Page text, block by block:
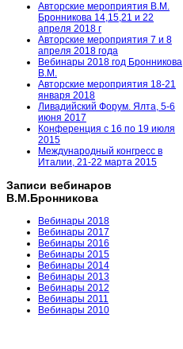
Авторские мероприятия В.М.
Бронникова 14,15,21 и 22
апреля 2018 г
Авторские мероприятия 7 и 8
апреля 2018 года
Вебинары 2018 год Бронникова
В.М.
Авторские мероприятия 18-21
января 2018
Ливадийский Форум. Ялта, 5-6
июня 2017
Конференция с 16 по 19 июля
2015
Международный конгресс в
Италии, 21-22 марта 2015
Записи вебинаров
В.М.Бронникова
Вебинары 2018
Вебинары 2017
Вебинары 2016
Вебинары 2015
Вебинары 2014
Вебинары 2013
Вебинары 2012
Вебинары 2011
Вебинары 2010